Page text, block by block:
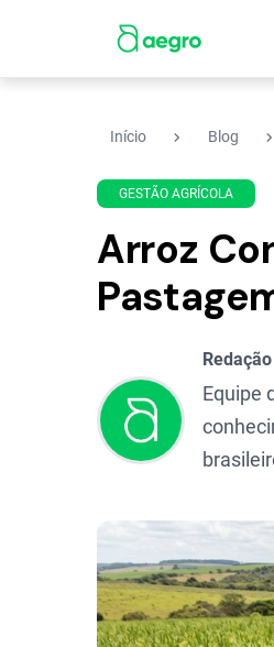
Início navigate_next Blog navigate_next
GESTÃO AGRÍCOLA
Arroz
Equipe